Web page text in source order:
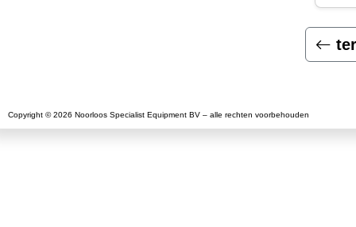
Copyright © 2026 Noorloos Specialist Equipment BV – alle rechten voorbehouden